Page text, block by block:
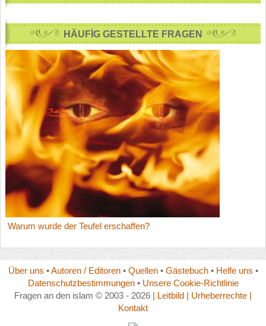
HÄUFİG GESTELLTE FRAGEN
Warum wurde der Teufel erschaffen?
Über uns •Autoren / Editoren• Quellen• Gästebuch• Helfe uns •
Datenschutzbestimmungen• Unsere Cookie-Richtlinie
Fragen an den islam © 2003 - 2026 | Leitbild | Urheberrechte |
Kontakt